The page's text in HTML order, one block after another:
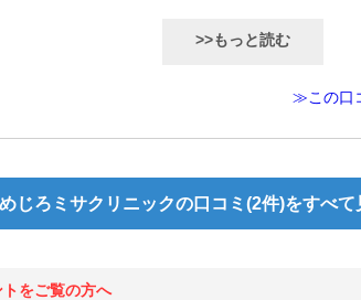
>>もっと読む
≫この口
めじろミサクリニックの口コミ(2件)をすべて
トをご覧の方へ